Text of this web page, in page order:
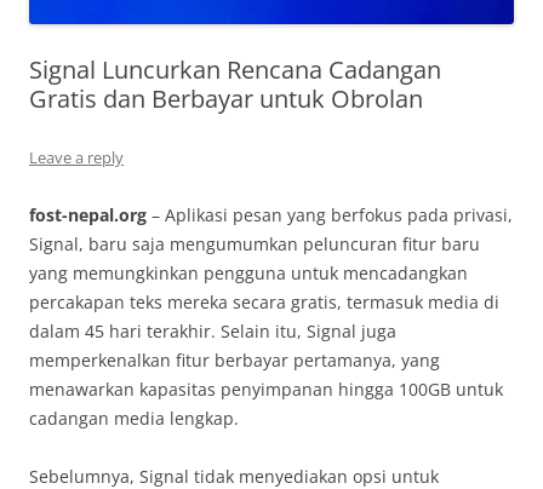
Signal Luncurkan Rencana Cadangan
Gratis dan Berbayar untuk Obrolan
Leave a reply
fost-nepal.org – Aplikasi pesan yang berfokus pada privasi,
Signal, baru saja mengumumkan peluncuran fitur baru
yang memungkinkan pengguna untuk mencadangkan
percakapan teks mereka secara gratis, termasuk media di
dalam 45 hari terakhir. Selain itu, Signal juga
memperkenalkan fitur berbayar pertamanya, yang
menawarkan kapasitas penyimpanan hingga 100GB untuk
cadangan media lengkap.
Sebelumnya, Signal tidak menyediakan opsi untuk